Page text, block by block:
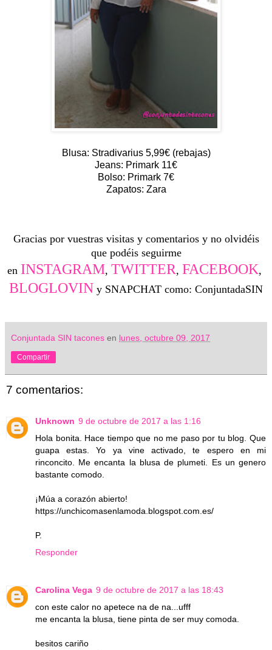
Blusa: Stradivarius 5,99€ (rebajas)
Jeans: Primark 11€
Bolso: Primark 7€
Zapatos: Zara
Gracias por vuestras visitas y comentarios y no olvidéis
que podéis seguirme
en INSTAGRAM, TWITTER, FACEBOOK,
BLOGLOVIN y SNAPCHAT como: ConjuntadaSIN
Conjuntada SIN tacones en lunes, octubre 09, 2017
Compartir
7 comentarios:
Unknown 9 de octubre de 2017 a las 1:16
Hola bonita. Hace tiempo que no me paso por tu blog. Que
guapa estas. Yo ya vine activado, te espero en mi
rinconcito. Me encanta la blusa de plumeti. Es un genero
bastante comodo.
¡Múa a corazón abierto!
https://unchicomasenlamoda.blogspot.com.es/
P.
Responder
Carolina Vega 9 de octubre de 2017 a las 18:43
con este calor no apetece na de na...ufff
me encanta la blusa, tiene pinta de ser muy comoda.
besitos cariño